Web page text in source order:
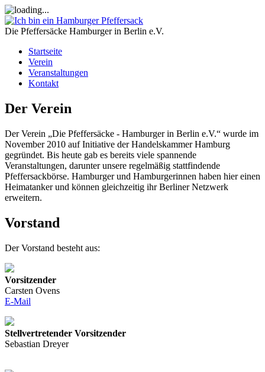
Die Pfeffersäcke Hamburger in Berlin e.V.
Startseite
Verein
Veranstaltungen
Kontakt
Der Verein
Der Verein „Die Pfeffersäcke - Hamburger in Berlin e.V.“ wurde im
November 2010 auf Initiative der Handelskammer Hamburg
gegründet. Bis heute gab es bereits viele spannende
Veranstaltungen, darunter unsere regelmäßig stattfindende
Pfeffersackbörse. Hamburger und Hamburgerinnen haben hier einen
Heimatanker und können gleichzeitig ihr Berliner Netzwerk
erweitern.
Vorstand
Der Vorstand besteht aus:
Vorsitzender
Carsten Ovens
E-Mail
Stellvertretender Vorsitzender
Sebastian Dreyer